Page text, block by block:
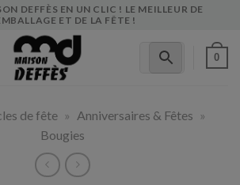
DEFFÈS EN UN CLIC ! LE MEILLEUR DE
ET DE LA FÊTE !
0
de fête » Anniversaires & Fêtes »
Bougies